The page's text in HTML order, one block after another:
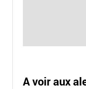
A voir aux